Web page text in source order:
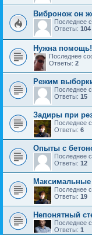
Вибронож он
Последнее
Ответы: 104
Нужна
Последнее
Ответы: 2
Режим
Последнее
Ответы: 15
Задиры при
Последнее
Ответы: 6
Опыты с
Последнее
Ответы: 12
Последнее
Ответы: 19
Непонятный
Последнее
Ответы: 1